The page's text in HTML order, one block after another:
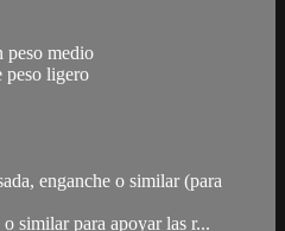
peso medio
peso ligero
enganche o similar (para
similar para apoyar las r...